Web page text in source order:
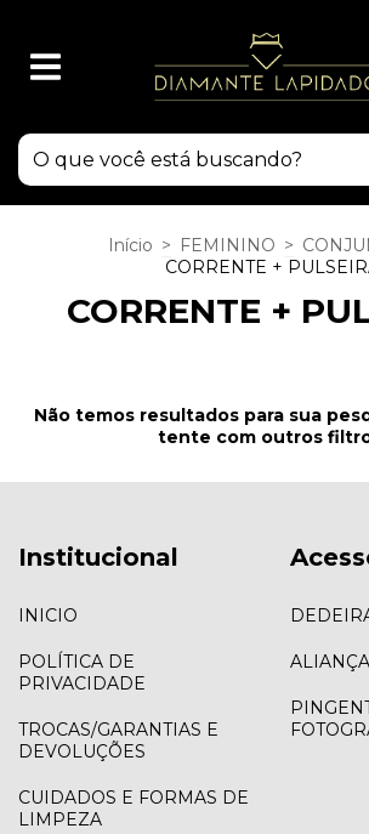
Início > FEMININO >
CORRENTE +
CORRENTE +
Não temos resultados para sua
tente com outros
Institucional
INICIO
POLÍTICA DE
PRIVACIDADE
TROCAS/GARANTIAS E
DEVOLUÇÕES
CUIDADOS E FORMAS DE
LIMPEZA